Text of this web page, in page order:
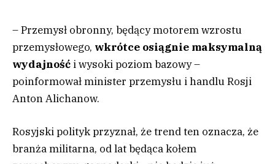
– Przemysł obronny, będący motorem wzrostu
przemysłowego, wkrótce osiągnie maksymalną
wydajność i wysoki poziom bazowy –
poinformował minister przemysłu i handlu Rosji
Anton Alichanow.
Rosyjski polityk przyznał, że trend ten oznacza, że
branża militarna, od lat będąca kołem